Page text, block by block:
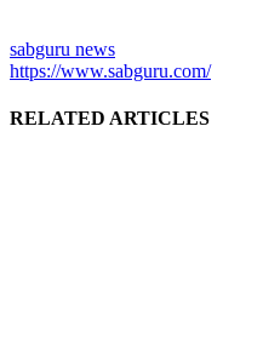
sabguru news
https://www.sabguru.com/
RELATED ARTICLES